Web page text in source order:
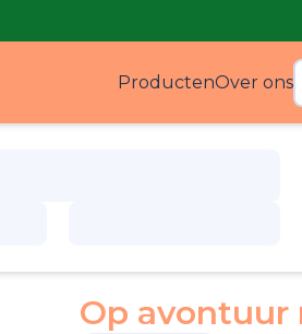
ProductenOver ons
Op avontuur